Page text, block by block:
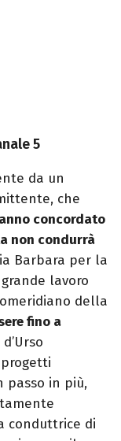
5
da un
che
concordato
non condurrà
Barbara per la
lavoro
della
fino a
passo in più,
conduttrice di